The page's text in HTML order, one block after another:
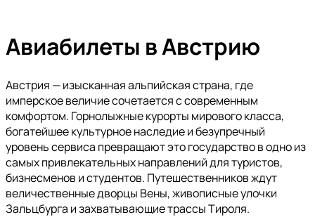
Авиабилеты в Австрию
Австрия — изысканная альпийская страна, где
имперское величие сочетается с современным
комфортом. Горнолыжные курорты мирового класса,
богатейшее культурное наследие и безупречный
уровень сервиса превращают это государство в одно из
самых привлекательных направлений для туристов,
бизнесменов и студентов. Путешественников ждут
величественные дворцы Вены, живописные улочки
Зальцбурга и захватывающие трассы Тироля.